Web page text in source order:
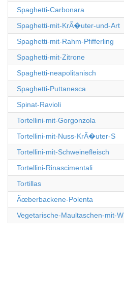
Spaghetti-Carbonara
Spaghetti-mit-KrÃ�uter-und-Art
Spaghetti-mit-Rahm-Pfifferling
Spaghetti-mit-Zitrone
Spaghetti-neapolitanisch
Spaghetti-Puttanesca
Spinat-Ravioli
Tortellini-mit-Gorgonzola
Tortellini-mit-Nuss-KrÃ�uter-S
Tortellini-mit-Schweinefleisch
Tortellini-Rinascimentali
Tortillas
Ãœberbackene-Polenta
Vegetarische-Maultaschen-mit-W